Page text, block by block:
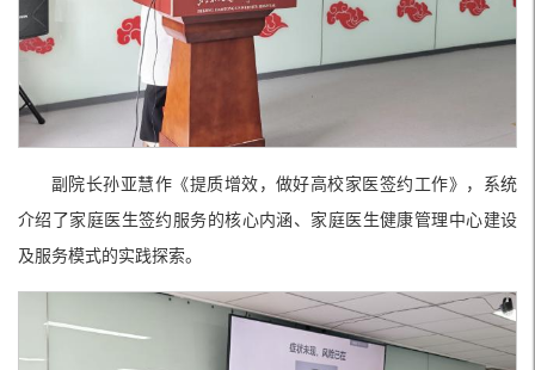
副院长孙亚慧作《提质增效，做好高校家医签约工作》，系统
介绍了家庭医生签约服务的核心内涵、家庭医生健康管理中心建设
及服务模式的实践探索。